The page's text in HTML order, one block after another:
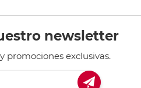
newsletter
promociones exclusivas.